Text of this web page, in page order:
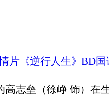
片《逆行人生》BD
志垒（徐峥 饰）在